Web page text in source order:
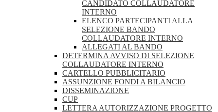
CANDIDATO COLLAUDATORE
INTERNO
ELENCO PARTECIPANTI ALLA
SELEZIONE BANDO
COLLAUDATORE INTERNO
ALLEGATI AL BANDO
DETERMINA AVVISO DI SELEZIONE
COLLAUDATORE INTERNO
CARTELLO PUBBLICITARIO
ASSUNZIONE FONDI A BILANCIO
DISSEMINAZIONE
CUP
LETTERA AUTORIZZAZIONE PROGETTO